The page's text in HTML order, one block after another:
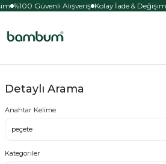
%100 Güvenli Alışveriş Kolay İade & Değişim
Detaylı Arama
Anahtar Kelime
Kategoriler